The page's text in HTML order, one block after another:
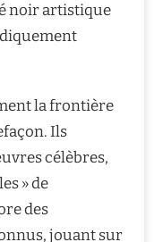
noir artistique
la frontière
Ils
célèbres,
» de
des
jouant sur